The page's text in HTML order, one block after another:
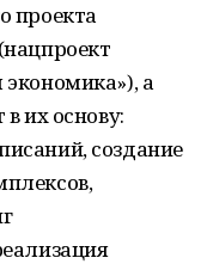
проекта
а
их основу:
создание